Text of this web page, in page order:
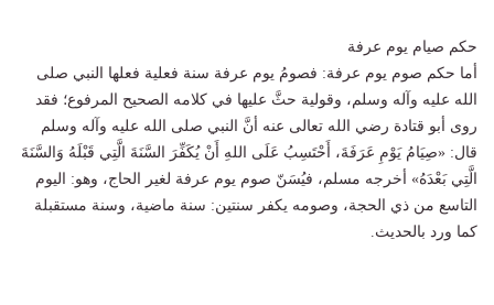
حكم صيام يوم عرفة
أما حكم صوم يوم عرفة: فصومُ يوم عرفة سنة فعلية فعلها النبي صلى
الله عليه وآله وسلم، وقولية حثَّ عليها في كلامه الصحيح المرفوع؛ فقد
روى أبو قتادة رضي الله تعالى عنه أنَّ النبي صلى الله عليه وآله وسلم
قال: «صِيَامُ يَوْمِ عَرَفَةَ، أَحْتَسِبُ عَلَى اللهِ أَنْ يُكَفِّرَ السَّنَةَ الَّتِي قَبْلَهُ وَالسَّنَةَ
الَّتِي بَعْدَهُ» أخرجه مسلم، فيُسَنّ صوم يوم عرفة لغير الحاج، وهو: اليوم
التاسع من ذي الحجة، وصومه يكفر سنتين: سنة ماضية، وسنة مستقبلة
كما ورد بالحديث.